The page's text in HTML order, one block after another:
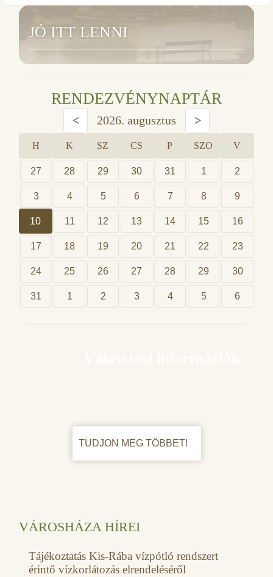
JÓ ITT LENNI
RENDEZVÉNYNAPTÁR
< 2026. augusztus >
H K SZ CS P SZO V
27 28 29 30 31 1 2
3 4 5 6 7 8 9
10 11 12 13 14 15 16
17 18 19 20 21 22 23
24 25 26 27 28 29 30
31 1 2 3 4 5 6
TUDJON MEG TÖBBET!
VÁROSHÁZA HÍREI
Tájékoztatás Kis-Rába vízpótló rendszert
érintő vízkorlátozás elrendeléséről